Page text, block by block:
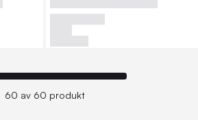
60 av 60 produkt